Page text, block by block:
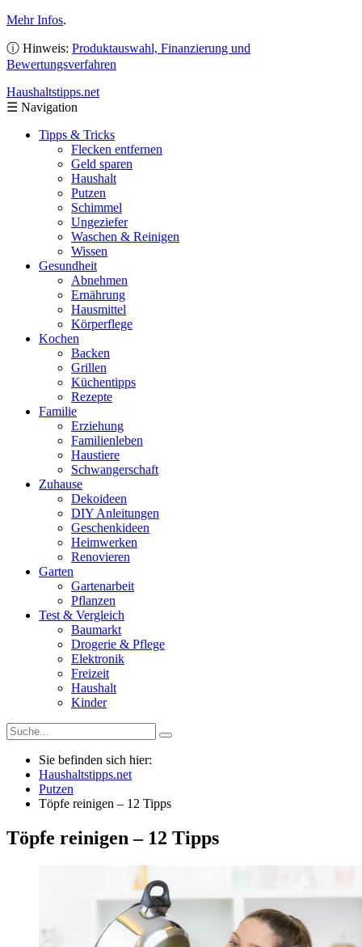
Mehr Infos.
ⓘ Hinweis: Produktauswahl, Finanzierung und
Bewertungsverfahren
Haushaltstipps.net
☰ Navigation
Tipps & Tricks
Flecken entfernen
Geld sparen
Haushalt
Putzen
Schimmel
Ungeziefer
Waschen & Reinigen
Wissen
Gesundheit
Abnehmen
Ernährung
Hausmittel
Körperflege
Kochen
Backen
Grillen
Küchentipps
Rezepte
Familie
Erziehung
Familienleben
Haustiere
Schwangerschaft
Zuhause
Dekoideen
DIY Anleitungen
Geschenkideen
Heimwerken
Renovieren
Garten
Gartenarbeit
Pflanzen
Test & Vergleich
Baumarkt
Drogerie & Pflege
Elektronik
Freizeit
Haushalt
Kinder
Sie befinden sich hier:
Haushaltstipps.net
Putzen
Töpfe reinigen – 12 Tipps
Töpfe reinigen – 12 Tipps